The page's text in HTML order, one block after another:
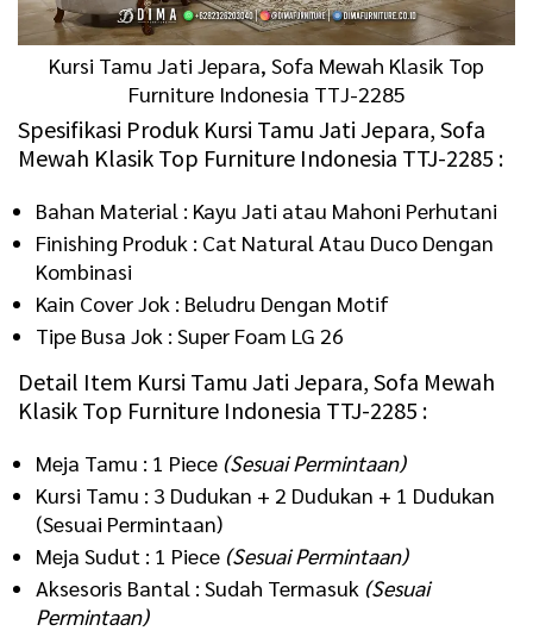
Kursi Tamu Jati Jepara, Sofa Mewah Klasik Top
Furniture Indonesia TTJ-2285
Spesifikasi Produk Kursi Tamu Jati Jepara, Sofa
Mewah Klasik Top Furniture Indonesia TTJ-2285 :
Bahan Material : Kayu Jati atau Mahoni Perhutani
Finishing Produk : Cat Natural Atau Duco Dengan
Kombinasi
Kain Cover Jok : Beludru Dengan Motif
Tipe Busa Jok : Super Foam LG 26
Detail Item Kursi Tamu Jati Jepara, Sofa Mewah
Klasik Top Furniture Indonesia TTJ-2285 :
Meja Tamu : 1 Piece (Sesuai Permintaan)
Kursi Tamu : 3 Dudukan + 2 Dudukan + 1 Dudukan
(Sesuai Permintaan)
Meja Sudut : 1 Piece (Sesuai Permintaan)
Aksesoris Bantal : Sudah Termasuk (Sesuai
Permintaan)